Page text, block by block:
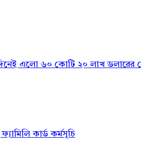
এলো ৬০ কোটি ২০ লাখ ডলারের
কার্ড কর্মসূচি